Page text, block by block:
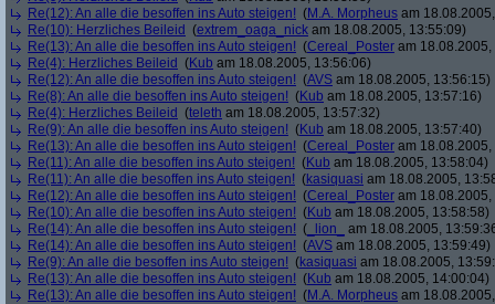
Re(12): An alle die besoffen ins Auto steigen! (M.A. Morpheus am
Re(10): Herzliches Beileid (extrem_oaga_nick am 18.08.2005, 13:55:09)
Re(13): An alle die besoffen ins Auto steigen! (Cereal_Poster am
Re(4): Herzliches Beileid (Kub am 18.08.2005, 13:56:06)
Re(12): An alle die besoffen ins Auto steigen! (AVS am 18.08.2005, 13:56:15)
Re(8): An alle die besoffen ins Auto steigen! (Kub am 18.08.2005, 13:57:16)
Re(4): Herzliches Beileid (teleth am 18.08.2005, 13:57:32)
Re(9): An alle die besoffen ins Auto steigen! (Kub am 18.08.2005, 13:57:40)
Re(13): An alle die besoffen ins Auto steigen! (Cereal_Poster am
Re(11): An alle die besoffen ins Auto steigen! (Kub am 18.08.2005, 13:58:04)
Re(11): An alle die besoffen ins Auto steigen! (kasiquasi am 18.08.2005,
Re(12): An alle die besoffen ins Auto steigen! (Cereal_Poster am
Re(10): An alle die besoffen ins Auto steigen! (Kub am 18.08.2005, 13:58:58)
Re(14): An alle die besoffen ins Auto steigen! ( _lion_
am 18.08.2005,
Re(14): An alle die besoffen ins Auto steigen! (AVS am 18.08.2005, 13:59:49)
Re(9): An alle die besoffen ins Auto steigen! (kasiquasi am 18.08.2005,
Re(13): An alle die besoffen ins Auto steigen! (Kub am 18.08.2005, 14:00:04)
Re(13): An alle die besoffen ins Auto steigen! (M.A. Morpheus am